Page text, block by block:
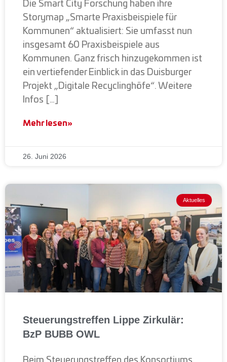
Die Smart City Forschung haben ihre
Storymap „Smarte Praxisbeispiele für
Kommunen“ aktualisiert: Sie umfasst nun
insgesamt 60 Praxisbeispiele aus
Kommunen. Ganz frisch hinzugekommen ist
ein vertiefender Einblick in das Duisburger
Projekt „Digitale Recyclinghöfe“. Weitere
Infos […]
Mehr lesen»
26. Juni 2026
Aktuelles
Steuerungstreffen Lippe Zirkulär:
BzP BUBB OWL